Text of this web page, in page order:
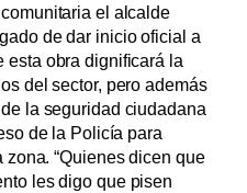
el alcalde
de dar inicio oficial a
esta obra dignificará la
del sector, pero además
la seguridad ciudadana
de la Policía para
“Quienes dicen que
les digo que pisen